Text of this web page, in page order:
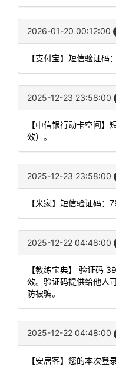
2026-01-20 00:12:00
【支付宝】短信验证码
2025-12-23 23:58:00
【中信银行动卡空间
效）。
2025-12-23 23:58:00
【米家】短信验证码：
2025-12-22 04:48:00
【教练宝典】 验证码
效。验证码提供给他人
防被骗。
2025-12-22 04:48:00
【安居客】您的本次